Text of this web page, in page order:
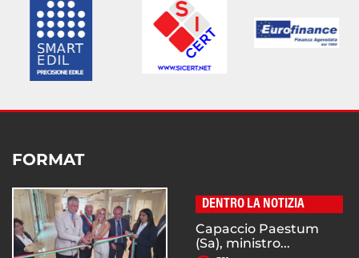
FORMAT
DENTRO LA NOTIZIA
Capaccio Paestum
(Sa), ministro...